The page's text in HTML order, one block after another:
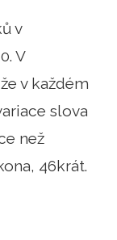
v
V
v každém
slova
než
46krát.